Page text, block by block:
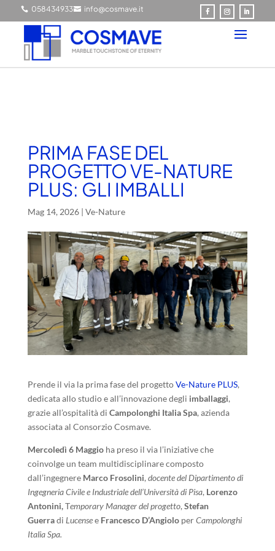
 0584349337 info@cosmave.it
PRIMA FASE DEL
PROGETTO VE-NATURE
PLUS: GLI IMBALLI
Mag 14, 2026| Ve-Nature
Prende il via la prima fase del progettoVe-Nature PLUS,
dedicata allo studio e all’innovazione degli imballaggi,
grazie all’ospitalità di Campolonghi Italia Spa, azienda
associata al Consorzio Cosmave.
Mercoledì 6 Maggioha preso il via l’iniziative che
coinvolge un team multidisciplinare composto
dall’ingegnere Marco Frosolini,docente del Dipartimento di
Ingegneria Civile e Industriale dell’Università di Pisa, Lorenzo
Antonini,Temporary Manager del progetto,Stefan
Guerradi Lucensee Francesco D’AngioloperCampolonghi
Italia Spa.